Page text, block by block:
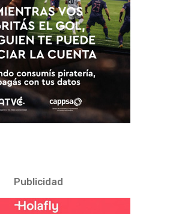
Publicidad